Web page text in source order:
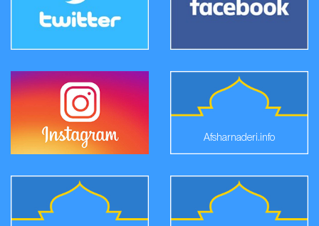
Afsharnaderi.info